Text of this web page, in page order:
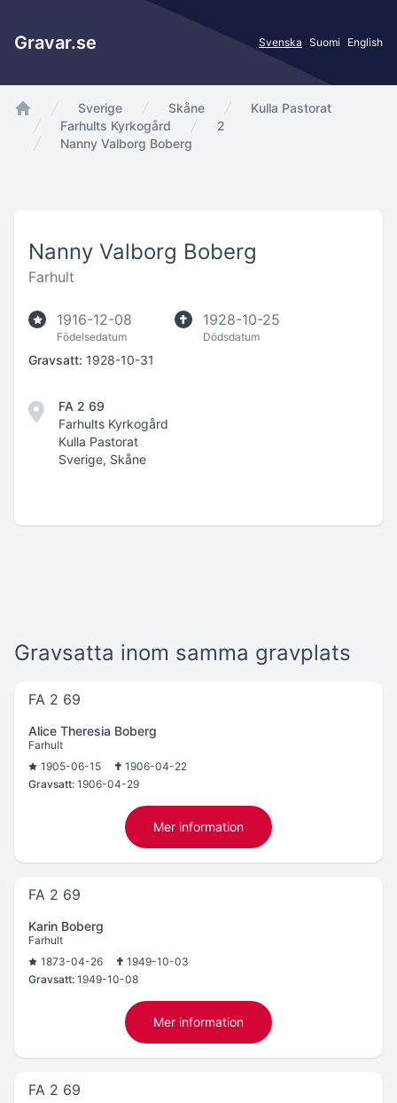
Gravar.se Svenska Suomi English
app.Start
Sverige Skåne
Kulla Pastorat
Farhults Kyrkogård
2
Nanny Valborg Boberg
Nanny Valborg Boberg
Farhult
1916-12-08
Födelsedatum
1928-10-25
Dödsdatum
Gravsatt: 1928-10-31
FA 2 69
Farhults Kyrkogård
Kulla Pastorat
Sverige, Skåne
Gravsatta inom samma gravplats
FA 2 69
Alice Theresia Boberg
Farhult
1905-06-15
1906-04-22
Gravsatt: 1906-04-29
Mer information
FA 2 69
Karin Boberg
Farhult
1873-04-26
1949-10-03
Gravsatt: 1949-10-08
Mer information
FA 2 69